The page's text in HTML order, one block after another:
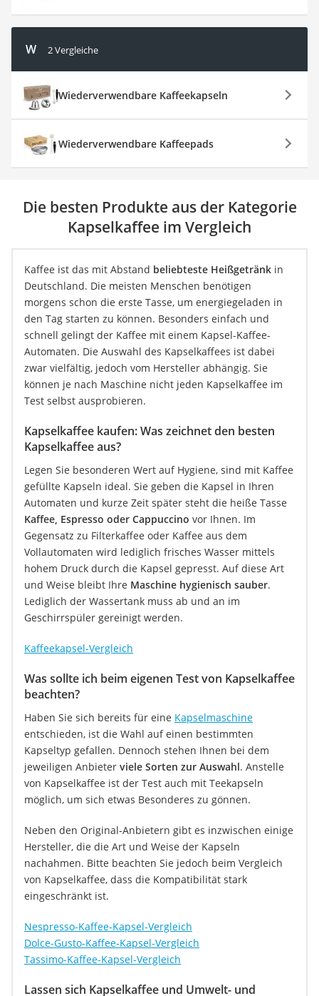
W 2 Vergleiche
Wiederverwendbare Kaffeekapseln
Wiederverwendbare Kaffeepads
Die besten Produkte aus der Kategorie
Kapselkaffee im Vergleich
Kaffee ist das mit Abstand beliebteste Heißgetränk in
Deutschland. Die meisten Menschen benötigen
morgens schon die erste Tasse, um energiegeladen in
den Tag starten zu können. Besonders einfach und
schnell gelingt der Kaffee mit einem Kapsel-Kaffee-
Automaten. Die Auswahl des Kapselkaffees ist dabei
zwar vielfältig, jedoch vom Hersteller abhängig. Sie
können je nach Maschine nicht jeden Kapselkaffee im
Test selbst ausprobieren.
Kapselkaffee kaufen: Was zeichnet den besten
Kapselkaffee aus?
Legen Sie besonderen Wert auf Hygiene, sind mit Kaffee
gefüllte Kapseln ideal. Sie geben die Kapsel in Ihren
Automaten und kurze Zeit später steht die heiße Tasse
Kaffee, Espresso oder Cappuccino vor Ihnen. Im
Gegensatz zu Filterkaffee oder Kaffee aus dem
Vollautomaten wird lediglich frisches Wasser mittels
hohem Druck durch die Kapsel gepresst. Auf diese Art
und Weise bleibt Ihre Maschine hygienisch sauber.
Lediglich der Wassertank muss ab und an im
Geschirrspüler gereinigt werden.
Kaffeekapsel-Vergleich
Was sollte ich beim eigenen Test von Kapselkaffee
beachten?
Haben Sie sich bereits für eine Kapselmaschine
entschieden, ist die Wahl auf einen bestimmten
Kapseltyp gefallen. Dennoch stehen Ihnen bei dem
jeweiligen Anbieter viele Sorten zur Auswahl. Anstelle
von Kapselkaffee ist der Test auch mit Teekapseln
möglich, um sich etwas Besonderes zu gönnen.
Neben den Original-Anbietern gibt es inzwischen einige
Hersteller, die die Art und Weise der Kapseln
nachahmen. Bitte beachten Sie jedoch beim Vergleich
von Kapselkaffee, dass die Kompatibilität stark
eingeschränkt ist.
Nespresso-Kaffee-Kapsel-Vergleich
Dolce-Gusto-Kaffee-Kapsel-Vergleich
Tassimo-Kaffee-Kapsel-Vergleich
Lassen sich Kapselkaffee und Umwelt- und